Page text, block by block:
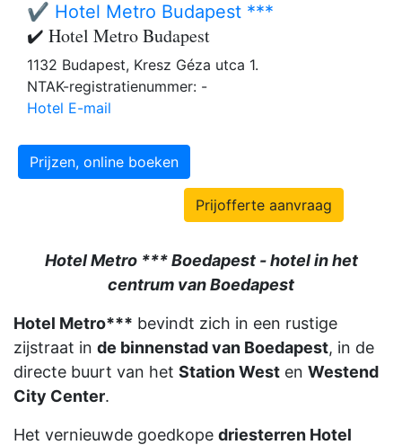
✔️ Hotel Metro Budapest ***
✔️ Hotel Metro Budapest
1132 Budapest, Kresz Géza utca 1.
NTAK-registratienummer: -
Hotel E-mail
Prijzen, online boeken
Prijofferte aanvraag
Hotel Metro *** Boedapest - hotel in het
centrum van Boedapest
Hotel Metro*** bevindt zich in een rustige
zijstraat in de binnenstad van Boedapest, in de
directe buurt van het Station West en Westend
City Center.
Het vernieuwde goedkope driesterren Hotel